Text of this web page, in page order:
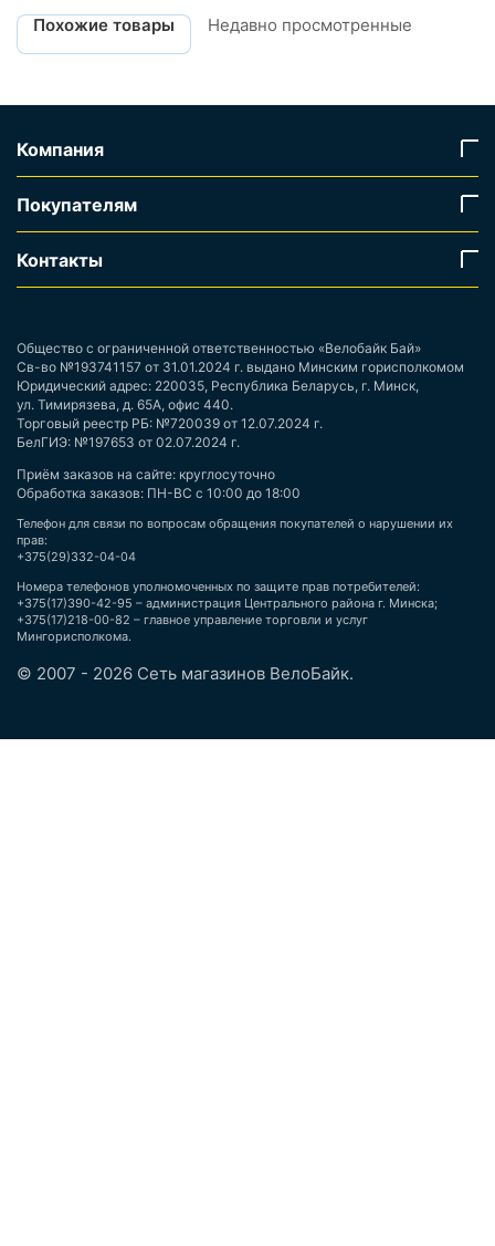
Похожие товары Недавно просмотренные
Компания
Покупателям
Контакты
Общество с ограниченной ответственностью «Велобайк Бай»
Св-во №193741157 от 31.01.2024 г. выдано Минским горисполкомом
Юридический адрес: 220035, Республика Беларусь, г. Минск,
ул. Тимирязева, д. 65А, офис 440.
Торговый реестр РБ: №720039 от 12.07.2024 г.
БелГИЭ: №197653 от 02.07.2024 г.
Приём заказов на сайте: круглосуточно
Обработка заказов: ПН-ВС с 10:00 до 18:00
Телефон для связи по вопросам обращения покупателей о нарушении их
прав:
+375(29)332-04-04
Номера телефонов уполномоченных по защите прав потребителей:
+375(17)390-42-95 – администрация Центрального района г. Минска;
+375(17)218-00-82 – главное управление торговли и услуг
Мингорисполкома.
© 2007 - 2026 Сеть магазинов ВелоБайк.